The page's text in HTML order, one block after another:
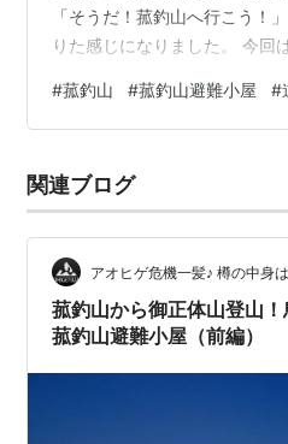
「そうだ！菰釣山へ行こう！
りた感じになりました。 今回
います！ ちなみに菰釣山って
ちらで「こもつるしやま」と
難や休憩に最適な小屋がある
れながら解説していきます！
#菰釣山 #菰釣山避難小屋 #
関連ブログ
アオヒゲ危機一髪♪ 樽の中身
菰釣山から御正体山登山
菰釣山避難小屋（前編）